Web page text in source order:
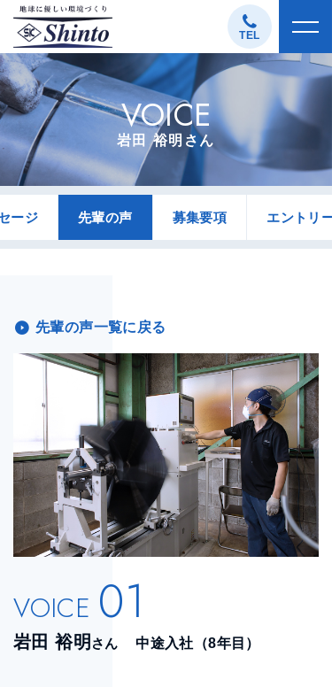
テ
ン
ツ
へ
ス
キ
ッ
TEL
VOICE
岩田 裕明さん
ージ 先輩の声 募集要項 エントリ
先輩の声一覧に戻る
VOICE 01
岩田 裕明 さん 中途入社（8年目）